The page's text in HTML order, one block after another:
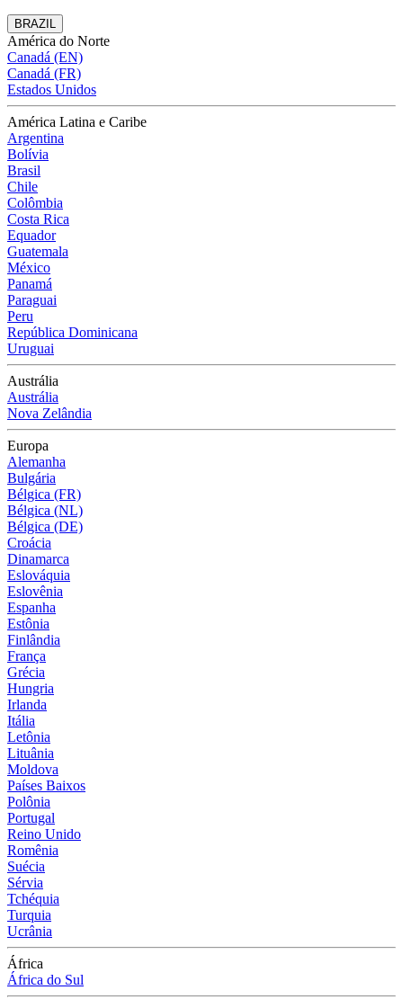
BRAZIL
América do Norte
Canadá (EN)
Canadá (FR)
Estados Unidos
América Latina e Caribe
Argentina
Bolívia
Brasil
Chile
Colômbia
Costa Rica
Equador
Guatemala
México
Panamá
Paraguai
Peru
República Dominicana
Uruguai
Austrália
Austrália
Nova Zelândia
Europa
Alemanha
Bulgária
Bélgica (FR)
Bélgica (NL)
Bélgica (DE)
Croácia
Dinamarca
Eslováquia
Eslovênia
Espanha
Estônia
Finlândia
França
Grécia
Hungria
Irlanda
Itália
Letônia
Lituânia
Moldova
Países Baixos
Polônia
Portugal
Reino Unido
Romênia
Suécia
Sérvia
Tchéquia
Turquia
Ucrânia
África
África do Sul